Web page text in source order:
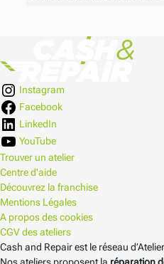
Instagram
Facebook
LinkedIn
YouTube
Trouver un atelier
Centre d'aide
Découvrez la franchise
Mentions Légales
A propos des cookies
CGV des ateliers
Cash and Repair est le réseau